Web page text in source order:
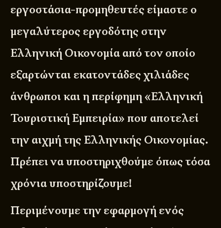
εργοστάσια-προμηθευτές είμαστε ο
μεγαλύτερος εργοδότης στην
Ελληνική Οικονομία από τον οποίο
εξαρτώνται εκατοντάδες χιλιάδες
άνθρωποι και η περίφημη «Ελληνική
Τουριστική Εμπειρία» που αποτελεί
την αιχμή της Ελληνικής Οικονομίας.
Πρέπει να υποστηριχθούμε όπως τόσα
χρόνια υποστηρίζουμε!
Περιμένουμε την εφαρμογή ενός